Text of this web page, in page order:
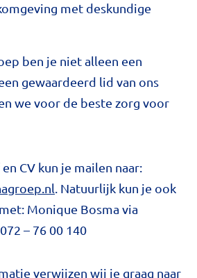
met deskundige
ben je niet alleen een
gewaardeerd lid van ons
we voor de beste zorg voor
CV kun je mailen naar:
. Natuurlijk kun je ook
Monique Bosma via
– 76 00 140
verwijzen wij je graag naar